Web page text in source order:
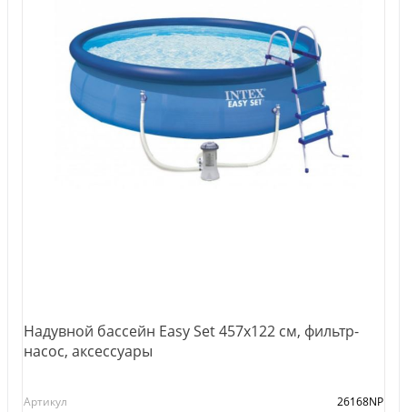
Надувной бассейн Easy Set 457х122 см, фильтр-
насос, аксессуары
Артикул 26168NP